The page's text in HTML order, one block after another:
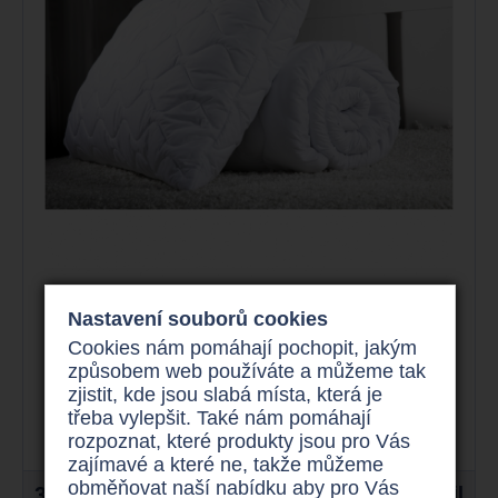
Polštář a zimní přikrývka
Set Winter Smart
Detail
Nastavení souborů cookies
Cookies nám pomáhají pochopit, jakým
způsobem web používáte a můžeme tak
zjistit, kde jsou slabá místa, která je
třeba vylepšit. Také nám pomáhají
rozpoznat, které produkty jsou pro Vás
zajímavé a které ne, takže můžeme
obměňovat naší nabídku aby pro Vás